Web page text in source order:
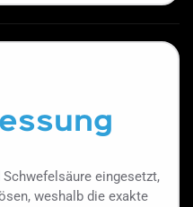
eingesetzt,
weshalb die exakte